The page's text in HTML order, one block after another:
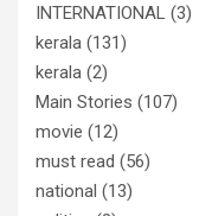
INTERNATIONAL (3)
kerala (131)
kerala (2)
Main Stories (107)
movie (12)
must read (56)
national (13)